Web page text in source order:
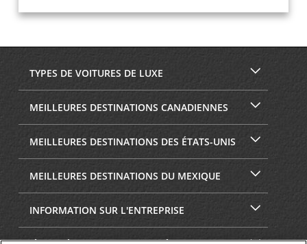
TYPES DE VOITURES DE LUXE
MEILLEURES DESTINATIONS CANADIENNES
MEILLEURES DESTINATIONS DES ÉTATS-UNIS
MEILLEURES DESTINATIONS DU MEXIQUE
INFORMATION SUR L'ENTREPRISE